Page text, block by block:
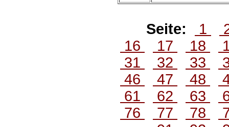
Seite: 1
16
17 18
31
32 33
46
47 48
61
62 63
76
77 78